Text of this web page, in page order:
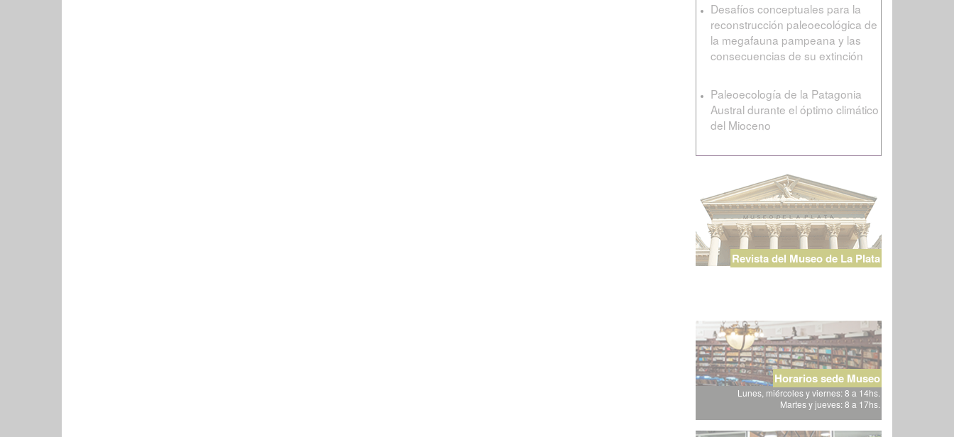
Desafíos conceptuales para la
reconstrucción paleoecológica de
la megafauna pampeana y las
consecuencias de su extinción
Paleoecología de la Patagonia
Austral durante el óptimo climático
del Mioceno
Revista del Museo de La Plata
Horarios sede Museo
Lunes, miércoles y viernes: 8 a 14hs.
Martes y jueves: 8 a 17hs.